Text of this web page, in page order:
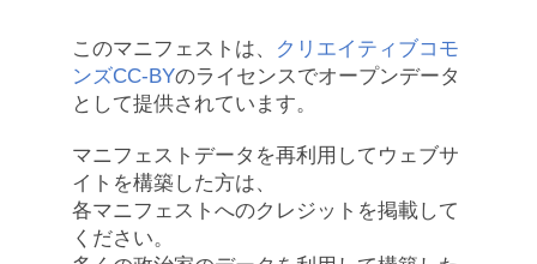
このマニフェストは、
クリエイティブコモ
ンズCC-BYのライセンスでオープンデータ
として提供されています。
マニフェストデータを再利用してウェブサ
イトを構築した方は、
各マニフェストへのクレジットを掲載して
ください。